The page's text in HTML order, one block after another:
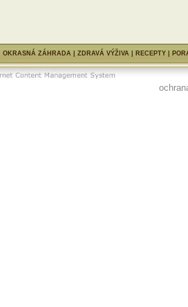
OKRASNÁ ZÁHRADA| ZDRAVÁ VÝŽIVA| RECEPTY|